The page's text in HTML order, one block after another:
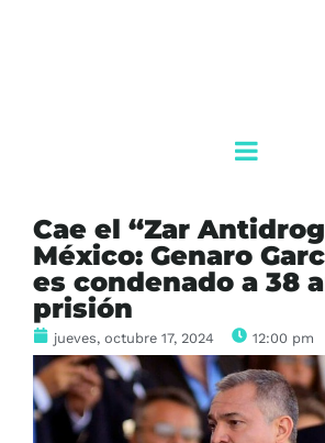
Cae el “Zar
México: Genaro
es condenado a 38
prisión
jueves, octubre 17, 2024 12:00 pm